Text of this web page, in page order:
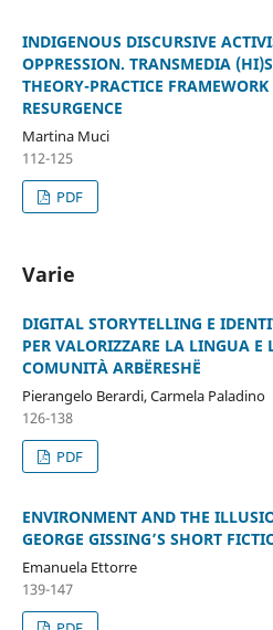
INDIGENOUS DISCURSIVE
OPPRESSION. TRANSMEDIA
THEORY-PRACTICE
RESURGENCE
Martina Muci
112-125
PDF
Varie
DIGITAL STORYTELLING E
PER VALORIZZARE LA LINGUA E
COMUNITÀ ARBËRESHË
Pierangelo Berardi, Carmela Paladino
126-138
PDF
ENVIRONMENT AND THE
GEORGE GISSING’S SHORT
Emanuela Ettorre
139-147